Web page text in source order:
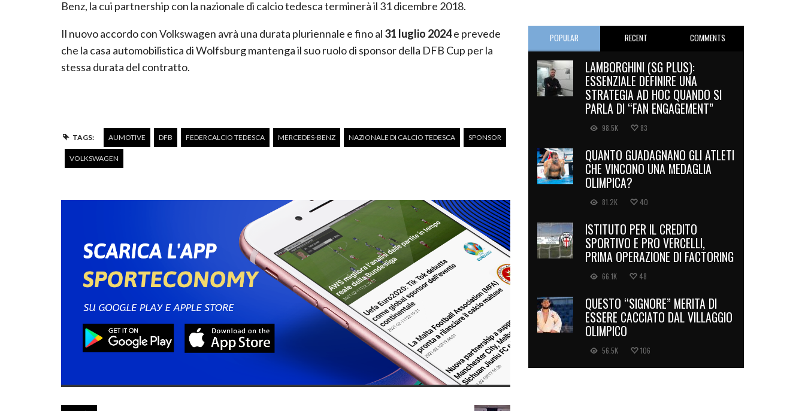
Benz, la cui partnership con la nazionale di calcio tedesca terminerà il 31 dicembre 2018.
Il nuovo accordo con Volkswagen avrà una durata pluriennale e fino al 31 luglio 2024e prevede
che la casa automobilistica di Wolfsburg mantenga il suo ruolo di sponsor della DFB Cup per la
stessa durata del contratto.
TAGS: AUMOTIVE DFB FEDERCALCIO TEDESCA MERCEDES-BENZ NAZIONALE DI CALCIO TEDESCA SPONSOR
VOLKSWAGEN
POPULAR RECENT COMMENTS
LAMBORGHINI (SG PLUS):
ESSENZIALE DEFINIRE UNA
STRATEGIA AD HOC QUANDO SI
PARLA DI “FAN ENGAGEMENT”
98.5K 83
QUANTO GUADAGNANO GLI ATLETI
CHE VINCONO UNA MEDAGLIA
OLIMPICA?
81.2K 40
ISTITUTO PER IL CREDITO
SPORTIVO E PRO VERCELLI,
PRIMA OPERAZIONE DI FACTORING
66.1K 48
QUESTO “SIGNORE” MERITA DI
ESSERE CACCIATO DAL VILLAGGIO
OLIMPICO
56.5K 106